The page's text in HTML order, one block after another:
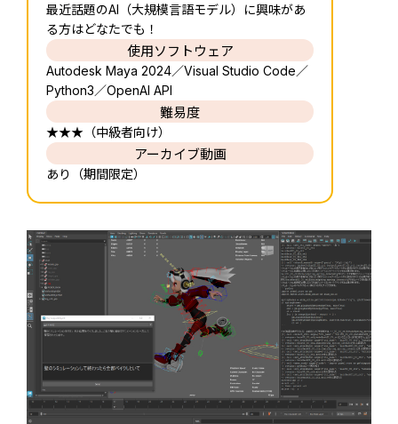
最近話題のAI（大規模言語モデル）に興味があ
る方はどなたでも！
使用ソフトウェア
Autodesk Maya 2024／Visual Studio Code／
Python3／OpenAI API
難易度
★★★（中級者向け）
アーカイブ動画
あり（期間限定）